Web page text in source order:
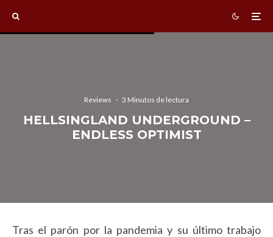
Reviews · 3 Minutos de lectura
HELLSINGLAND UNDERGROUND –
ENDLESS OPTIMIST
Tras el parón por la pandemia y su último trabajo